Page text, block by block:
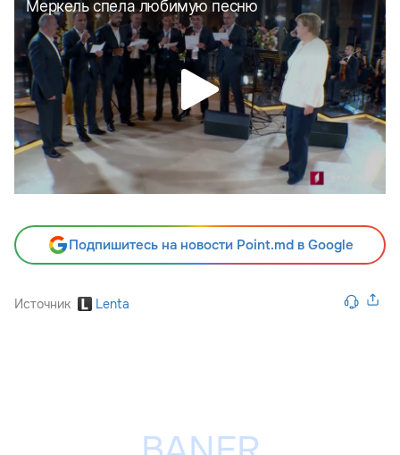
Подпишитесь на новости Point.md в Google
Источник Lenta